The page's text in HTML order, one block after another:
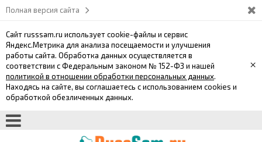
Полная версия сайта
Сайт russsam.ru использует cookie-файлы и сервис
Яндекс.Метрика для анализа посещаемости и улучшения
работы сайта. Обработка данных осуществляется в
соответствии с Федеральным законом № 152-ФЗ и нашей
политикой в отношении обработки персональных данных.
Находясь на сайте, вы соглашаетесь с использованием cookies и
обработкой обезличенных данных.
×